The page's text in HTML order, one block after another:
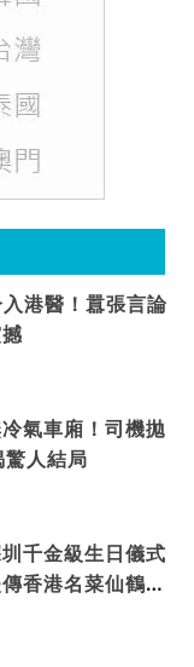
港醫！囂張言論
氣車廂！司機拋
驚人結局
圳千金級生日儀式
香港名菜仙鶴神